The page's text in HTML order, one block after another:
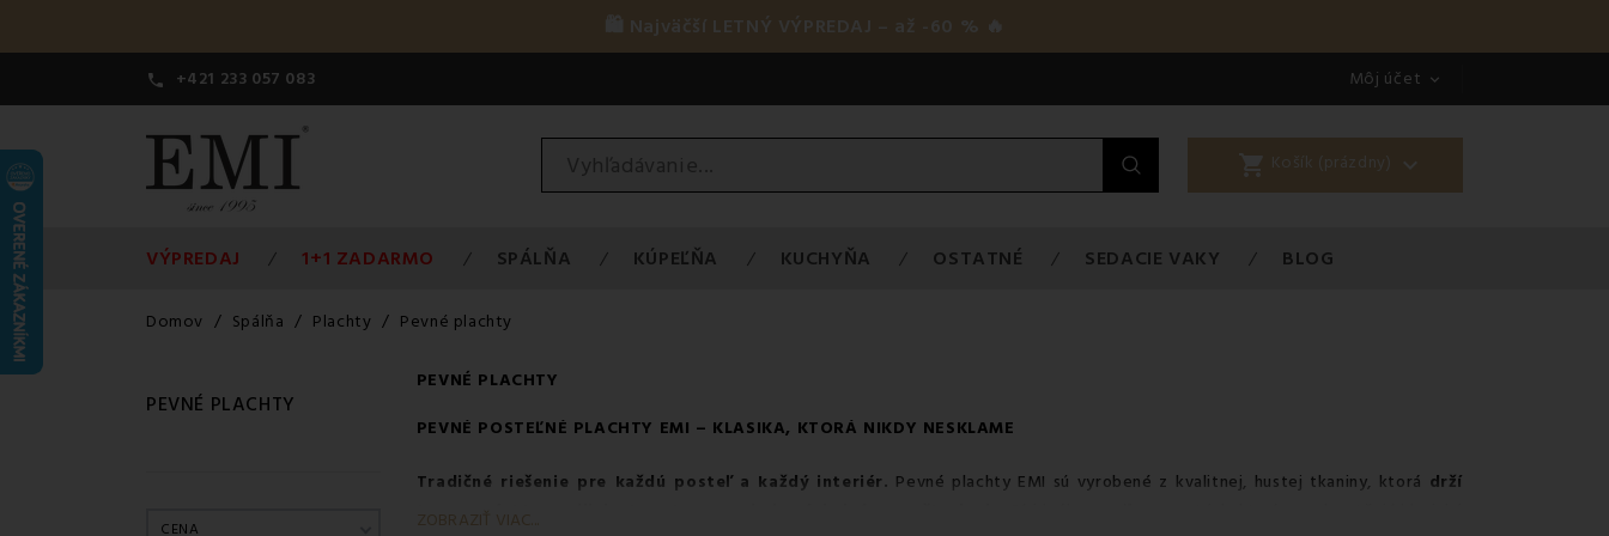
🛍️ Najväčší LETNÝ VÝPREDAJ – až -60 % 🔥
 +421 233 057 083 Môj účet 
shopping_cart Košík (prázdny) 
VÝPREDAJ 1+1 ZADARMO SPÁLŇA KÚPEĽŇA KUCHYŇA OSTATNÉ SEDACIE VAKY BLOG
Domov Spálňa Plachty Pevné plachty
PEVNÉ PLACHTY
CENA
PEVNÉ PLACHTY
PEVNÉ POSTEĽNÉ PLACHTY EMI – KLASIKA, KTORÁ NIKDY NESKLAME
Tradičné riešenie pre každú posteľ a každý interiér. Pevné plachty EMI sú vyrobené z kvalitnej, hustej tkaniny, ktorá drží
tvar, perfektne prilieha k
ZOBRAZIŤ VIAC...